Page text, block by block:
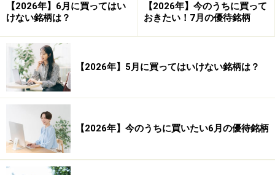
平均損益（円）：－38円 平均損益（率）：－
0.02％
平均利益（円）：15,297円 平均利益（率）：
7.65％
平均損失（円）：－14,694円 平均損失（率）：
－7.35％
合計損益（円）：－2,985,781円 合計損益
【2026年】6月に買ってはい
けない銘柄は？
【2026年】今のうちに買って
おきたい！7月の優待銘柄
【2026年】5月に買ってはいけない銘柄は？
【2026年】今のうちに買いたい6月の優待銘柄